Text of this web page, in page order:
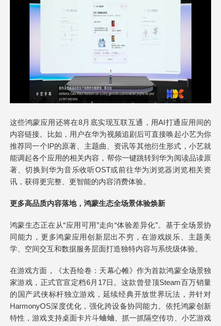
这些鸿蒙应用还将在8月底实现互联互通，用AI打通应用间的
内容链接。比如，用户在华为视频追剧后可直接唤起小艺为你
推荐同一个IP的原著、主题曲、资讯等其他衍生形式，小艺就
能调起各个应用的相关内容，帮你一键跳转到华为阅读品读原
著、切换到华为音乐收听OST或前往华为浏览器浏览相关资
讯，获得更完整、更智能的内容消费体验。
更多高品质内容落地，鸿蒙生态全场景体验焕新
鸿蒙生态正在从“应用可用”走向“体验差异化”。基于全场景协
同能力，更多鸿蒙应用创新层出不穷，在游戏娱乐、主题美
学、空间交互和数据服务层面打造独特内容与系统级体验。
在游戏方面，《太吾绘卷：天幕心帷》作为首款鸿蒙全场景独
家游戏，正式官宣定档6月17日。这款曾登顶Steam百万销量
的国产武侠标杆独立游戏，延续经典开放世界玩法，并针对
HarmonyOS深度优化，强化跨设备协同能力。依托鸿蒙创新
特性，游戏支持桌面卡片斗蛐蛐、抓一抓隔空传功、小艺游戏